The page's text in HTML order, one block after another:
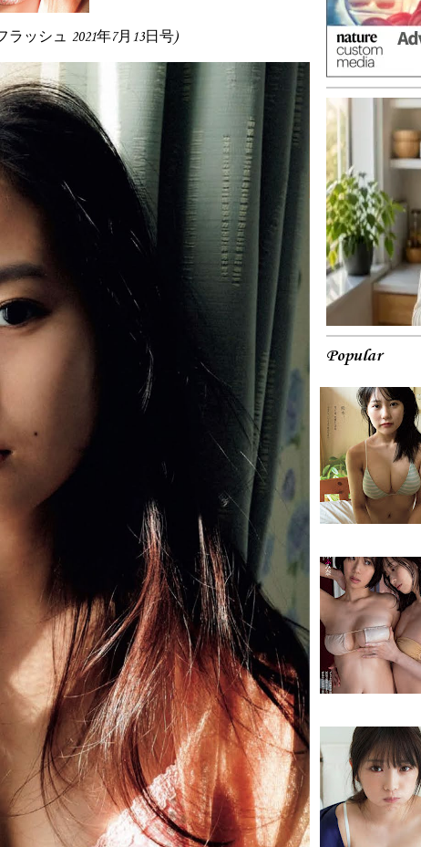
ラッシュ 2021年7月13日号)
Popular